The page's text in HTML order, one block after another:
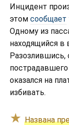
Инцидент
этом сообщает
Одному из
находящийся в
Разозлившись,
оказался на
избивать.
Названа